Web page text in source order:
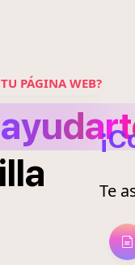
PÁGINA WEB?
Te